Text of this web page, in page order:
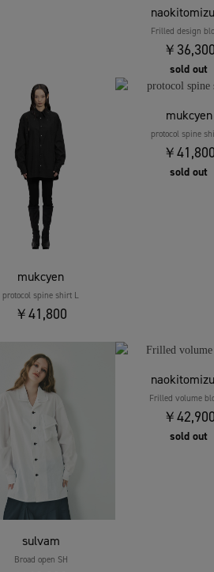
Frilled design
￥36,300
sold out
mukcyen
protocol spine shirt L
￥41,800
mukcyen
protocol spine
￥41,800
sold out
sulvam
Broad open SH
Frilled volume
￥42,900
sold out